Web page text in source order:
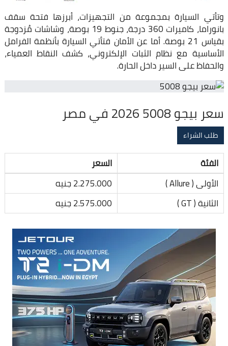
وتأتي السيارة بمجموعة من التجهيزات، أبرزها فتحة سقف
بانوراما، كاميرات 360 درجة، جنوط 19 بوصة، وشاشات مُزدوجة
بقياس 21 بوصة. أما عن الأمان فتأتي السيارة بأنظمة الفرامل
الأساسية مع نظام الثبات الإلكتروني، كشف النقاط العمياء،
والحفاظ على السير داخل الحارة.
سعر بيجو 5008 2026 في مصر
طلب الشراء
الفئة
السعر
الأولى ( Allure )
2.275.000 جنيه
الثانية ( GT )
2.575.000 جنيه